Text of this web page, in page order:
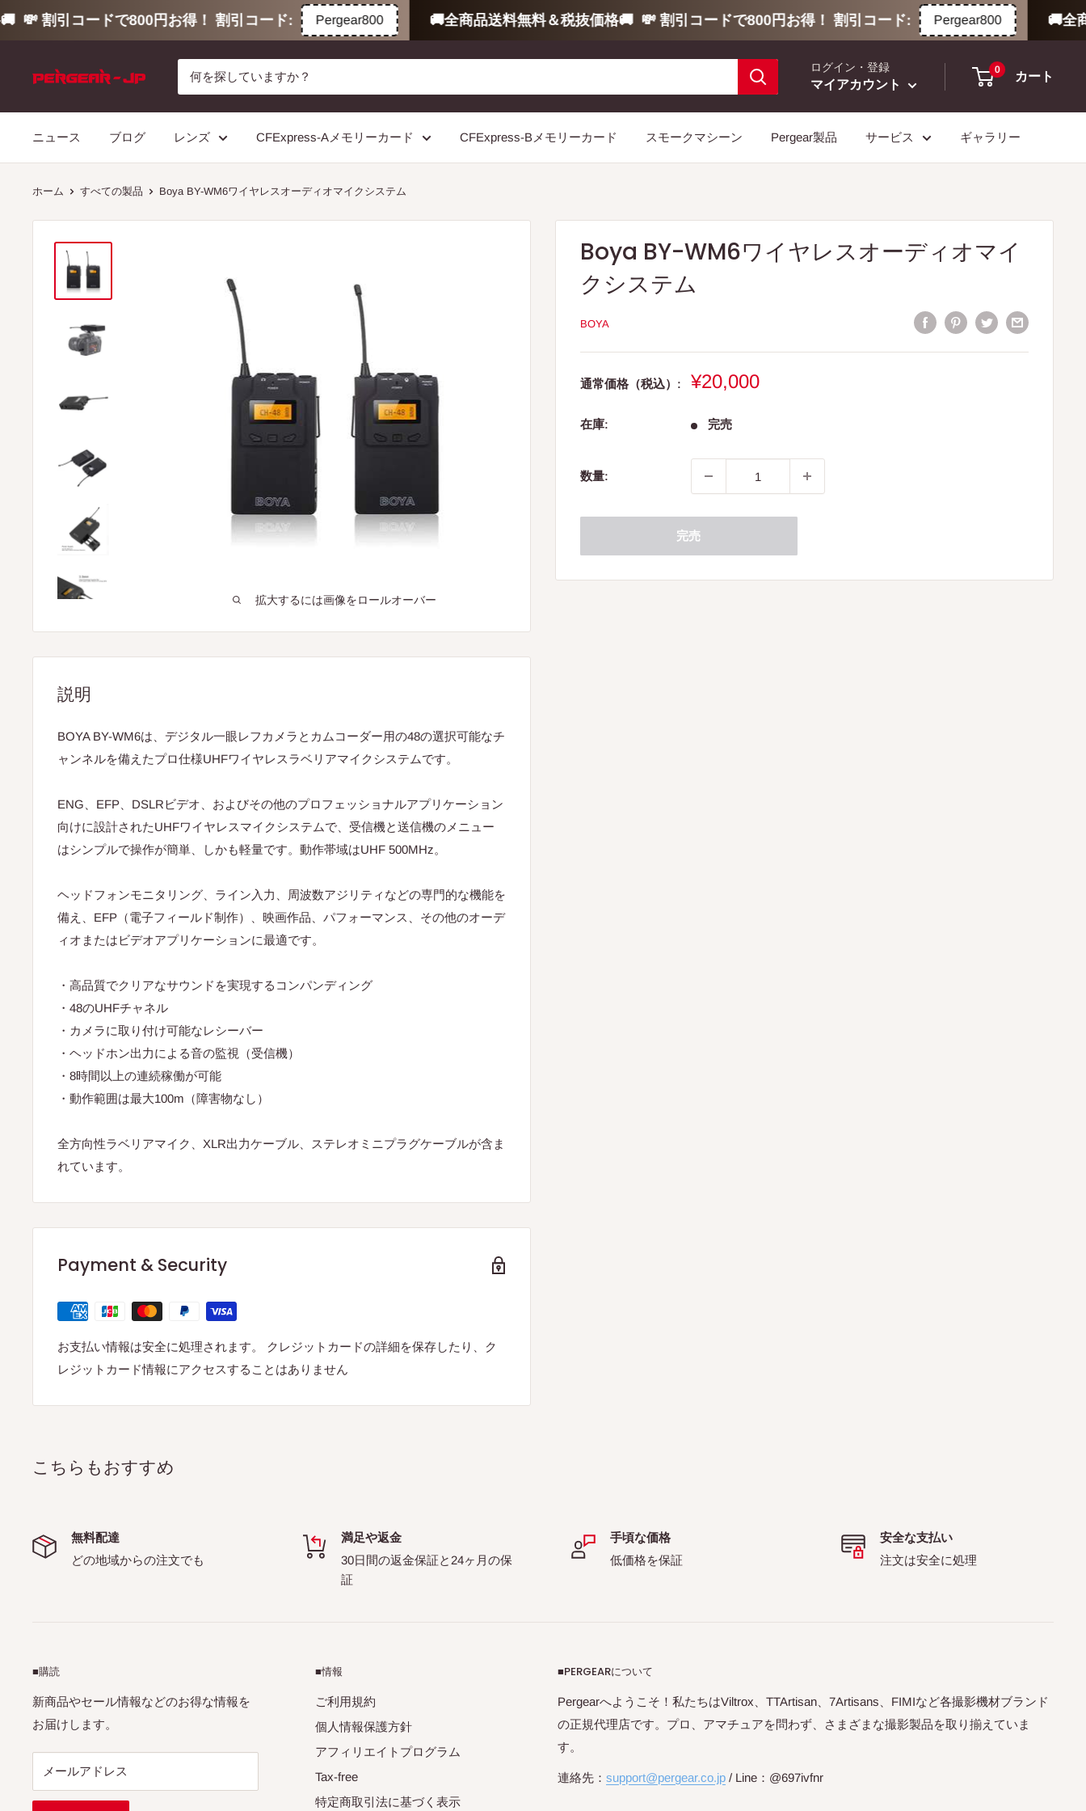
💸 割引コードで800円お得！ 割引コード: Pergear800 🚚全商品送料無料＆税抜価格🚚 💸 割引コードで800円お得！ 割引コード: Pergear800 🚚全商
に
ログイン・登録
マイアカウント
0
カート
ニュース ブログ レンズ CFExpress-Aメモリーカード CFExpress-Bメモリーカード スモークマシーン Pergear製品 サービス ギャラリー
ホーム すべての製品 Boya BY-WM6ワイヤレスオーディオマイクシステム
拡大するには画像をロールオーバー
Boya BY-WM6ワイヤレスオーディオマイ
クシステム
BOYA
通常価格（税込）:
販
価
¥20,000
在庫: 完売
数量:
完売
説明
BOYA BY-WM6は、デジタル一眼レフカメラとカムコーダー用の48の選択可能なチ
ャンネルを備えたプロ仕様UHFワイヤレスラベリアマイクシステムです。
ENG、EFP、DSLRビデオ、およびその他のプロフェッショナルアプリケーション
向けに設計されたUHFワイヤレスマイクシステムで、受信機と送信機のメニュー
はシンプルで操作が簡単、しかも軽量です。動作帯域はUHF 500MHz。
ヘッドフォンモニタリング、ライン入力、周波数アジリティなどの専門的な機能を
備え、EFP（電子フィールド制作）、映画作品、パフォーマンス、その他のオーデ
ィオまたはビデオアプリケーションに最適です。
・高品質でクリアなサウンドを実現するコンパンディング
・48のUHFチャネル
・カメラに取り付け可能なレシーバー
・ヘッドホン出力による音の監視（受信機）
・8時間以上の連続稼働が可能
・動作範囲は最大100m（障害物なし）
全方向性ラベリアマイク、XLR出力ケーブル、ステレオミニプラグケーブルが含ま
れています。
Payment & Security
お支払い情報は安全に処理されます。 クレジットカードの詳細を保存したり、ク
レジットカード情報にアクセスすることはありません
こちらもおすすめ
無料配達
どの地域からの注文でも
満足や返金
30日間の返金保証と24ヶ月の保
証
手頃な価格
低価格を保証
安全な支払い
注文は安全に処理
■購読
新商品やセール情報などのお得な情報を
お届けします。
メールアドレス
■情報
ご利用規約
個人情報保護方針
アフィリエイトプログラム
Tax-free
特定商取引法に基づく表示
■PERGEARについて
Pergearへようこそ！私たちはViltrox、TTArtisan、7Artisans、FIMIなど各撮影機材ブランド
の正規代理店です。プロ、アマチュアを問わず、さまざまな撮影製品を取り揃えていま
す。
連絡先： support@pergear.co.jp / Line：@697ivfnr